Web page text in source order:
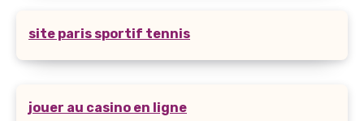
site paris sportif tennis
jouer au casino en ligne